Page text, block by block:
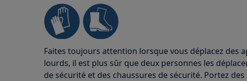
Faites toujours attention lorsque vous déplacez des
lourds, il est plus sûr que deux personnes les
de sécurité et des chaussures de sécurité. Portez